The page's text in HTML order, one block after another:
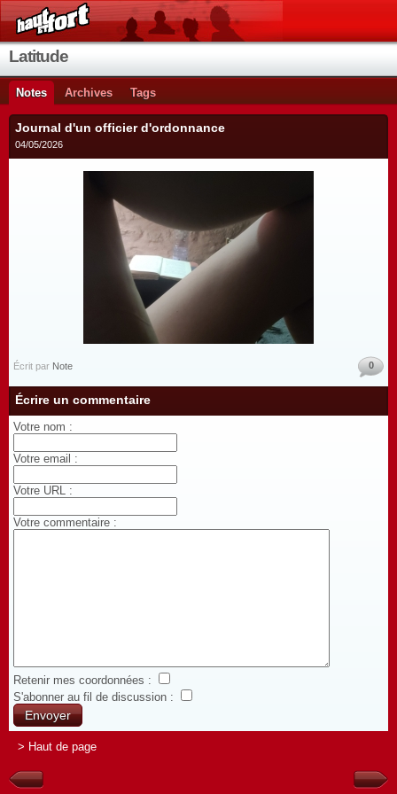
Latitude
Notes Archives Tags
Journal d'un officier d'ordonnance
04/05/2026
Écrit par Note 0
Écrire un commentaire
Votre nom :
Votre email :
Votre URL :
Votre commentaire :
Retenir mes coordonnées :
S'abonner au fil de discussion :
> Haut de page